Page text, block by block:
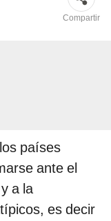
Compartir
países
ante el
a la
es decir